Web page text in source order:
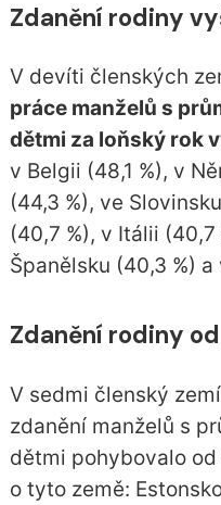
Zdanění rodiny
V devíti členských
práce manželů s
dětmi za loňský rok
v Belgii (48,1 %), v
(44,3 %), ve
(40,7 %), v Itálii
Španělsku (40,3 %)
Zdanění rodiny od
V sedmi členský
zdanění manželů s
dětmi pohybovalo od
o tyto země: